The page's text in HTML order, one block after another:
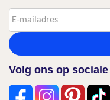
Volg ons op